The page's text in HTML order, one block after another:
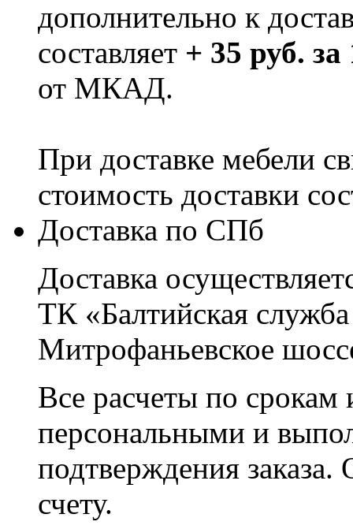
дополнительно к
составляет + 35 руб.
от МКАД.
При доставке мебели
стоимость доставки
Доставка по СПб
Доставка
ТК «Балтийская
Митрофаньевское
Все расчеты по срокам
персональными и
подтверждения заказа.
счету.